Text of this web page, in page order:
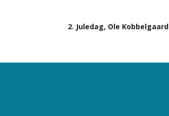
2. Juledag, Ole Kobbelgaard